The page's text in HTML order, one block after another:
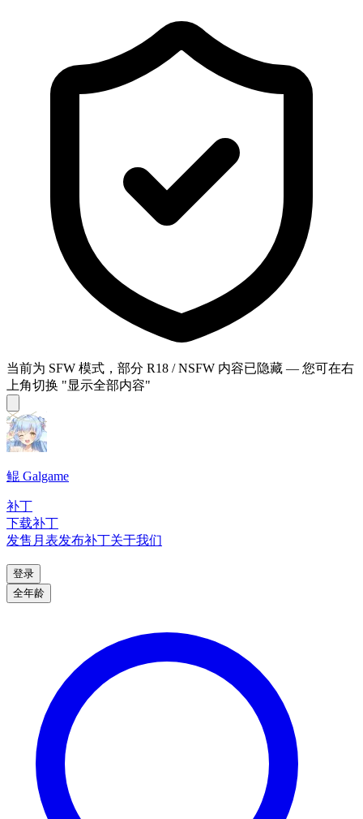
当前为 SFW 模式，部分 R18 / NSFW 内容已隐藏 — 您可在右
上角切换 "显示全部内容"
鲲 Galgame
补丁
下载补丁
发售月表发布补丁关于我们
登录
全年龄